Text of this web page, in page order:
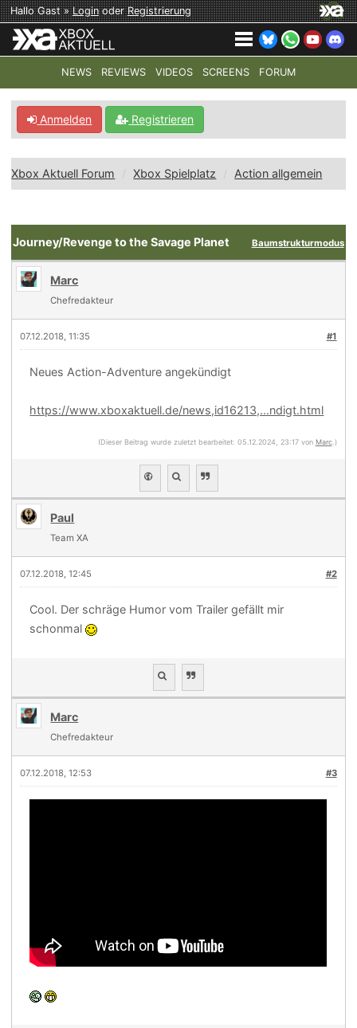
Hallo Gast »LoginoderRegistrierung
NEWS REVIEWS VIDEOS SCREENS FORUM
TOP-THEMEN: COD: MODERN WARFARE 4 HALO:
Anmelden Registrieren
Xbox Aktuell Forum Xbox Spielplatz Action allgemein
Baumstrukturmodus
Journey/Revenge to the Savage Planet
Marc
Chefredakteur
#1
07.12.2018, 11:35
Neues Action-Adventure angekündigt
https://www.xboxaktuell.de/news,id16213,...ndigt.html
(Dieser Beitrag wurde zuletzt bearbeitet: 05.12.2024, 23:17 von Marc.)
Paul
Team XA
#2
07.12.2018, 12:45
Cool. Der schräge Humor vom Trailer gefällt mir
schonmal
Marc
Chefredakteur
#3
07.12.2018, 12:53